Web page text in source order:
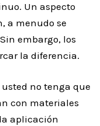
Un aspecto
a menudo se
embargo, los
la diferencia.
no tenga que
con materiales
aplicación